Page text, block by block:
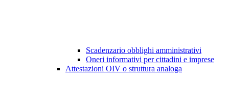
Scadenzario obblighi amministrativi
Oneri informativi per cittadini e imprese
Attestazioni OIV o struttura analoga